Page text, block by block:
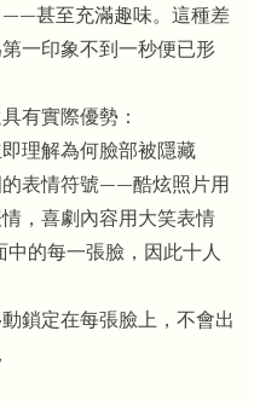
——甚至充滿趣味。這種差
一印象不到一秒便已形
有實際優勢：
理解為何臉部被隱藏
的表情符號——酷炫照片用
，喜劇內容用大笑表情
中的每一張臉，因此十人
鎖定在每張臉上，不會出